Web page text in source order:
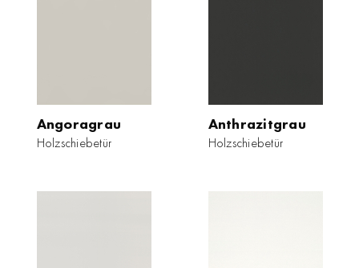
Angoragrau
Holzschiebetür
Anthrazitgrau
Holzschiebetür